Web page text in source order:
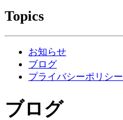
Topics
お知らせ
ブログ
プライバシーポリシー
ブログ